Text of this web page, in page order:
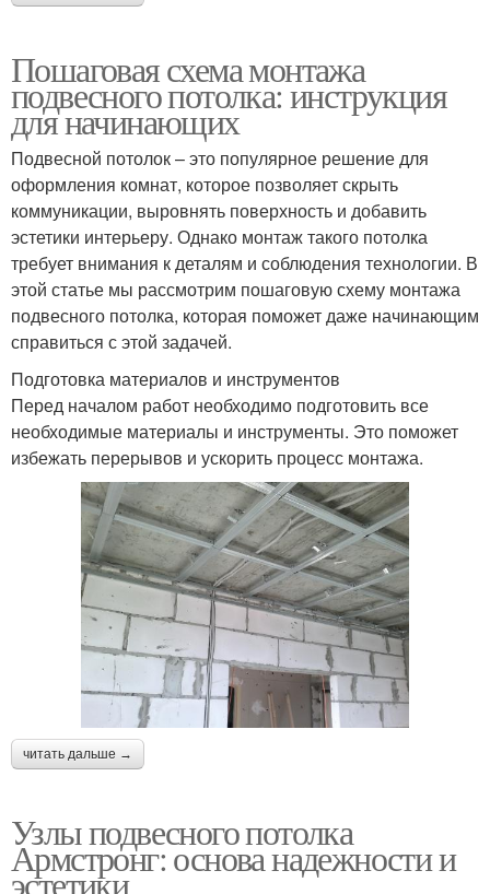
Пошаговая схема монтажа
подвесного потолка: инструкция
для начинающих
Подвесной потолок – это популярное решение для
оформления комнат, которое позволяет скрыть
коммуникации, выровнять поверхность и добавить
эстетики интерьеру. Однако монтаж такого потолка
требует внимания к деталям и соблюдения технологии. В
этой статье мы рассмотрим пошаговую схему монтажа
подвесного потолка, которая поможет даже начинающим
справиться с этой задачей.
Подготовка материалов и инструментов
Перед началом работ необходимо подготовить все
необходимые материалы и инструменты. Это поможет
избежать перерывов и ускорить процесс монтажа.
читать дальше →
Узлы подвесного потолка
Армстронг: основа надежности и
эстетики